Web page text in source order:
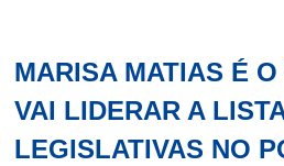
MARISA MATIAS É
VAI LIDERAR A
LEGISLATIVAS NO